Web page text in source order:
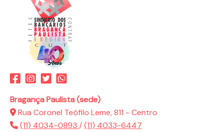
Bragança Paulista (sede)
Rua Coronel Teófilo Leme, 811 - Centro
(11) 4034-0893 /(11) 4033-6447